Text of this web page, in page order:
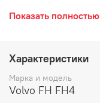
Показать полностью
Характеристики
Марка и модель
Volvo FH FH4